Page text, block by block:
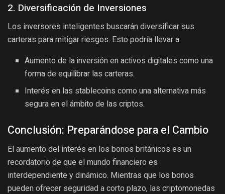
2. Diversificación de Inversiones
Los inversores inteligentes buscarán diversificar sus
carteras para mitigar riesgos. Esto podría llevar a:
Aumento de la inversión en activos digitales como una
forma de equilibrar las carteras.
Interés en las stablecoins como una alternativa más
segura en el ámbito de las criptos.
Conclusión: Preparándose para el Cambio
El aumento del interés en los bonos británicos es un
recordatorio de que el mundo financiero es
interdependiente y dinámico. Mientras que los bonos
pueden ofrecer seguridad a corto plazo, las criptomonedas